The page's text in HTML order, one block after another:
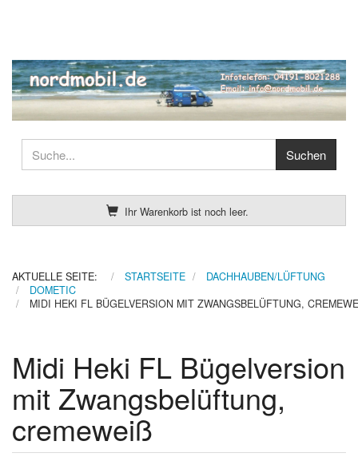
Ihr Warenkorb ist noch leer.
AKTUELLE SEITE: STARTSEITE
DACHHAUBEN/LÜFTUNG
DOMETIC
MIDI HEKI FL BÜGELVERSION MIT ZWANGSBELÜFTUNG,
Midi Heki FL Bügelversion
mit Zwangsbelüftung,
cremeweiß